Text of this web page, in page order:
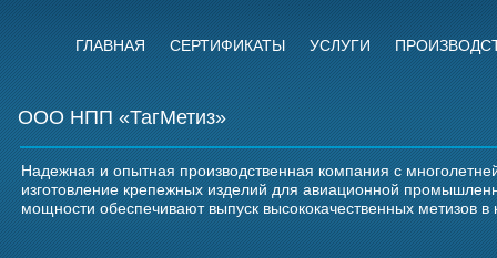
ГЛАВНАЯ СЕРТИФИКАТЫ УСЛУГИ
ООО НПП «ТагМетиз»
Надежная и опытная производственная компания с
изготовление крепежных изделий для авиационной
мощности обеспечивают выпуск высококачественных метизов в